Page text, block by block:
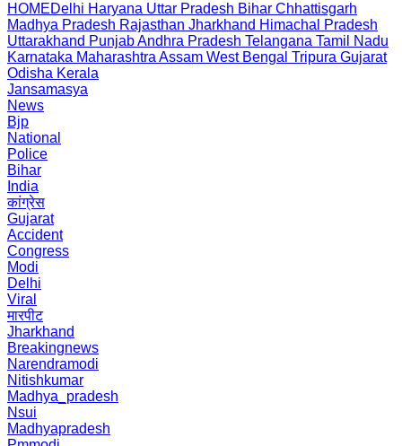
HOMEDelhi Haryana Uttar Pradesh Bihar Chhattisgarh
Madhya Pradesh Rajasthan Jharkhand Himachal Pradesh
Uttarakhand PunjabAndhra Pradesh Telangana Tamil Nadu
Karnataka Maharashtra Assam West Bengal Tripura Gujarat
Odisha Kerala
Jansamasya
News
Bjp
National
Police
Bihar
India
कांग्रेस
Gujarat
Accident
Congress
Modi
Delhi
Viral
मारपीट
Jharkhand
Breakingnews
Narendramodi
Nitishkumar
Madhya_pradesh
Nsui
Madhyapradesh